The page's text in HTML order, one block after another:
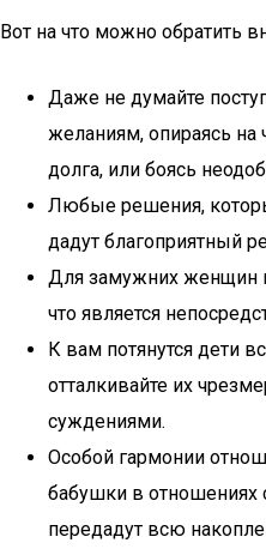
Вот на что можно обратить
Даже не думайте
желаниям, опираясь на
долга, или боясь
Любые решения,
дадут благоприятный
Для замужних женщин
что является
К вам потянутся дети
отталкивайте их
суждениями.
Особой гармонии
бабушки в отношениях
передадут всю